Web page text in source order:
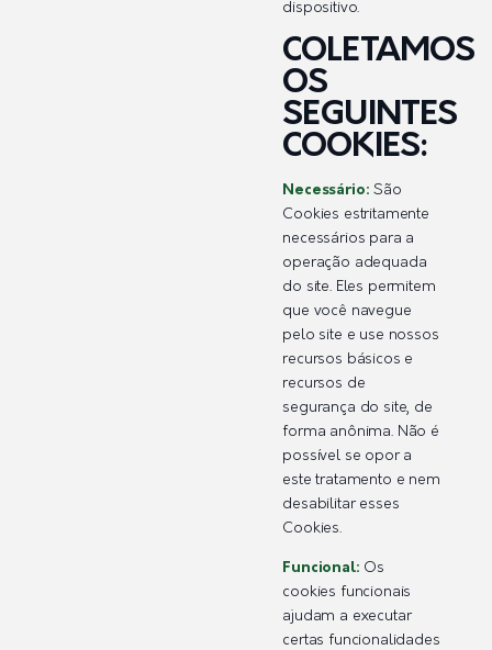
dispositivo.
COLETAMOS
OS
SEGUINTES
COOKIES:
Necessário: São
Cookies estritamente
necessários para a
operação adequada
do site. Eles permitem
que você navegue
pelo site e use nossos
recursos básicos e
recursos de
segurança do site, de
forma anônima. Não é
possível se opor a
este tratamento e nem
desabilitar esses
Cookies.
Funcional: Os
cookies funcionais
ajudam a executar
certas funcionalidades